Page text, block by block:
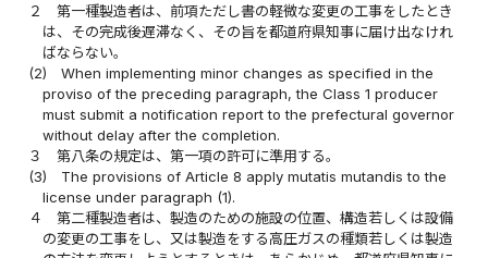
２
第一種製造者は、前項ただし書の軽微な変更の工事をしたとき
は、その完成後遅滞なく、その旨を都道府県知事に届け出なけれ
ばならない。
(2)
When implementing minor changes as specified in the
proviso of the preceding paragraph, the Class 1 producer
must submit a notification report to the prefectural governor
without delay after the completion.
３
第八条の規定は、第一項の許可に準用する。
(3)
The provisions of Article 8 apply mutatis mutandis to the
license under paragraph (1).
４
第二種製造者は、製造のための施設の位置、構造若しくは設備
の変更の工事をし、又は製造をする高圧ガスの種類若しくは製造